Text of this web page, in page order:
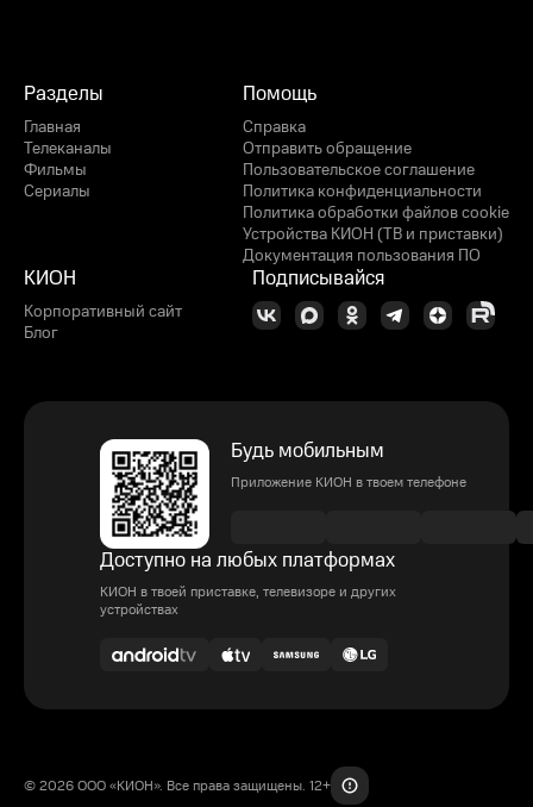
Разделы
Главная
Телеканалы
Фильмы
Сериалы
Помощь
Справка
Отправить обращение
Пользовательское соглашение
Политика конфиденциальности
Политика обработки файлов cookie
Устройства КИОН (ТВ и приставки)
Документация пользования ПО
КИОН
Корпоративный сайт
Блог
Подписывайся
Будь мобильным
Приложение КИОН в твоем телефоне
Доступно на любых платформах
КИОН в твоей приставке, телевизоре и других
устройствах
© 2026 ООО «КИОН». Все права защищены. 12+